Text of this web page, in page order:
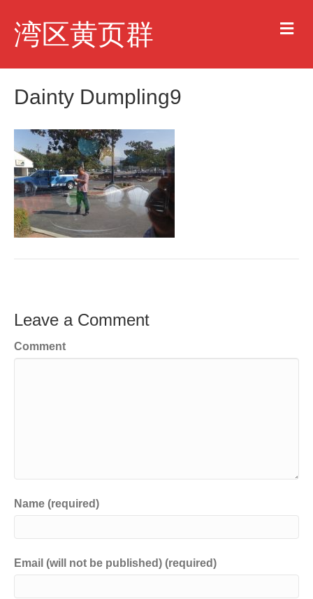
湾区黄页群 M
e
u
Dainty Dumpling9
Leave a Comment
Comment
Name (required)
Email (will not be published) (required)